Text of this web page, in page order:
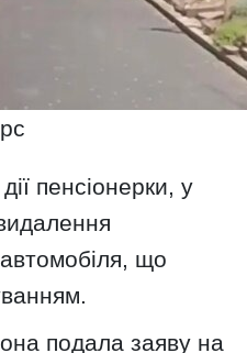
пенсіонерки, у
що
подала заяву на